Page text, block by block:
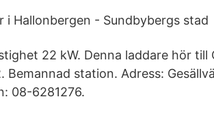
Hallonbergen - Sundbybergs stad
22 kW. Denna laddare hör till
Bemannad station. Adress:
08-6281276.